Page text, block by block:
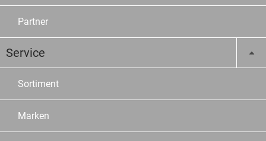
Partner
Service
Sortiment
Marken